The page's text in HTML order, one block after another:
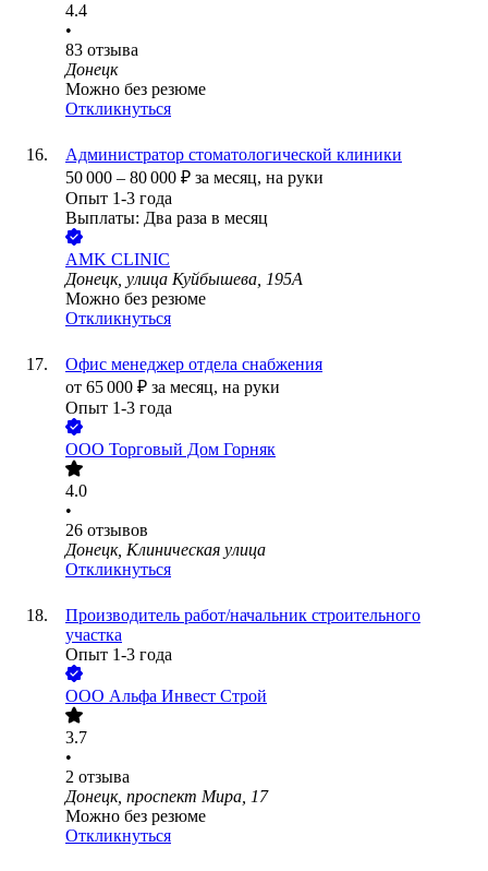
4.4
•
83 отзыва
Донецк
Можно без резюме
Откликнуться
Администратор стоматологической клиники
50 000 – 80 000 ₽ за месяц, на руки
Опыт 1-3 года
Выплаты: Два раза в месяц
AMK CLINIC
Донецк, улица Куйбышева, 195А
Можно без резюме
Откликнуться
Офис менеджер отдела снабжения
от 65 000 ₽ за месяц, на руки
Опыт 1-3 года
ООО Торговый Дом Горняк
4.0
•
26 отзывов
Донецк, Клиническая улица
Откликнуться
Производитель работ/начальник строительного
участка
Опыт 1-3 года
ООО Альфа Инвест Строй
3.7
•
2 отзыва
Донецк, проспект Мира, 17
Можно без резюме
Откликнуться